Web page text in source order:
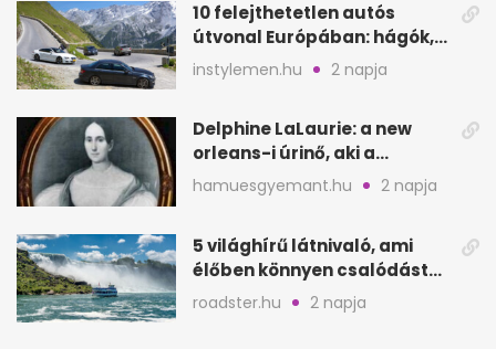
10 felejthetetlen autós
útvonal Európában: hágók,
partok, fjordok
instylemen.hu 2 napja
Delphine LaLaurie: a new
orleans-i úrinő, aki a
padláson kínzott
hamuesgyemant.hu 2 napja
5 világhírű látnivaló, ami
élőben könnyen csalódást
okozhat
roadster.hu 2 napja